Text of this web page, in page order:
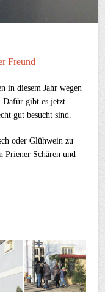
Freund
in diesem Jahr wegen
Dafür gibt es jetzt
gut besucht sind.
oder Glühwein zu
Priener Schären und